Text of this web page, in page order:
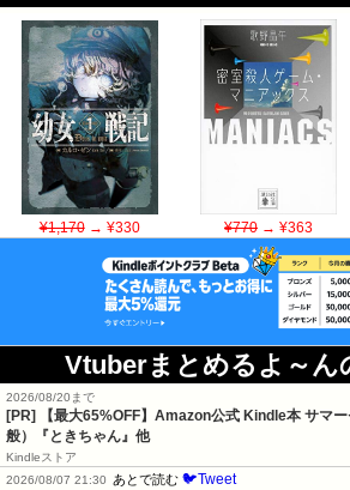
¥1,170→ ¥330 ¥770→ ¥363
Vtuberまとめるよ～ん
2026/08/20まで
[PR]
【最大65%OFF】Amazon公式 Kindle本 サマ
般）『ときちゃん』他
Kindleストア
2026/08/07 21:30 あとで読む 🐦Tweet